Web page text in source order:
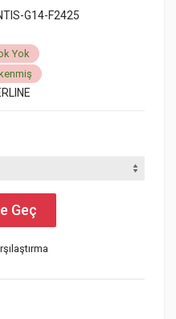
G14-F2425
Yok
Geç